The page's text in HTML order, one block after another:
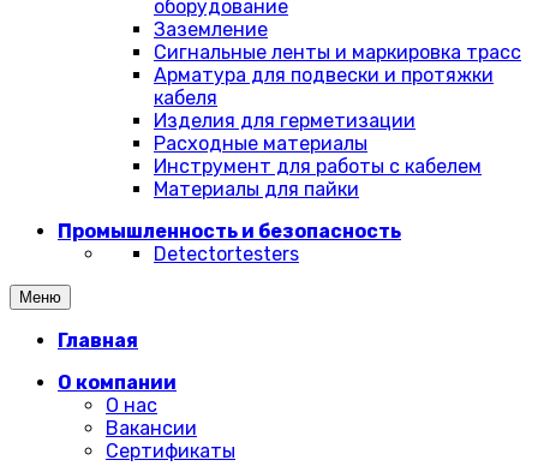
оборудование
Заземление
Сигнальные ленты и маркировка трасс
Арматура для подвески и протяжки
кабеля
Изделия для герметизации
Расходные материалы
Инструмент для работы с кабелем
Материалы для пайки
Промышленность и безопасность
Detectortesters
Меню
Главная
О компании
О нас
Вакансии
Сертификаты